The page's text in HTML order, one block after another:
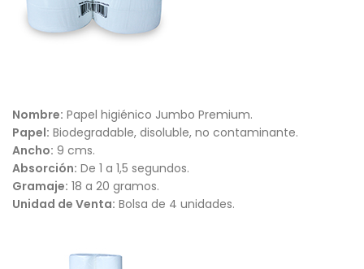
Nombre: Papel higiénico Jumbo Premium.
Papel: Biodegradable, disoluble, no contaminante.
Ancho: 9 cms.
Absorción: De 1 a 1,5 segundos.
Gramaje: 18 a 20 gramos.
Unidad de Venta: Bolsa de 4 unidades.